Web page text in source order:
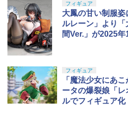
フィギュア
大鳳の甘い制服
ルレーン」より
間Ver.」が2025
フィギュア
「魔法少女にあ
ータの爆裂娘「
ルでフィギュア化